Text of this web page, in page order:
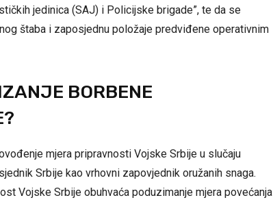
jedinica (SAJ) i Policijske brigade”, te da se
štaba i zaposjednu položaje predviđene operativnim
BORBENE
mjera pripravnosti Vojske Srbije u slučaju
Srbije kao vrhovni zapovjednik oružanih snaga.
Vojske Srbije obuhvaća poduzimanje mjera povećanja